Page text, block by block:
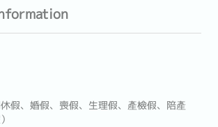
假、婚假、喪假、生理假、產檢假、陪產